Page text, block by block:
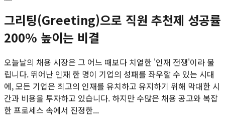
그리팅(Greeting)으로 직원 추천제 성공률
200% 높이는 비결
오늘날의 채용 시장은 그 어느 때보다 치열한 '인재 전쟁'이라 불
립니다. 뛰어난 인재 한 명이 기업의 성패를 좌우할 수 있는 시대
에, 모든 기업은 최고의 인재를 유치하고 유지하기 위해 막대한 시
간과 비용을 투자하고 있습니다. 하지만 수많은 채용 공고와 복잡
한 프로세스 속에서 진정한...